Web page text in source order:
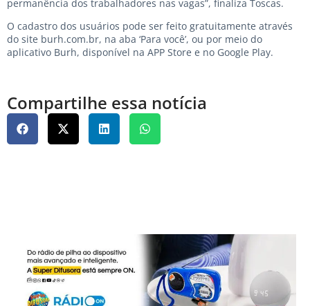
permanência dos trabalhadores nas vagas”, finaliza Toscas.
O cadastro dos usuários pode ser feito gratuitamente através
do site burh.com.br, na aba ‘Para você’, ou por meio do
aplicativo Burh, disponível na APP Store e no Google Play.
Compartilhe essa notícia